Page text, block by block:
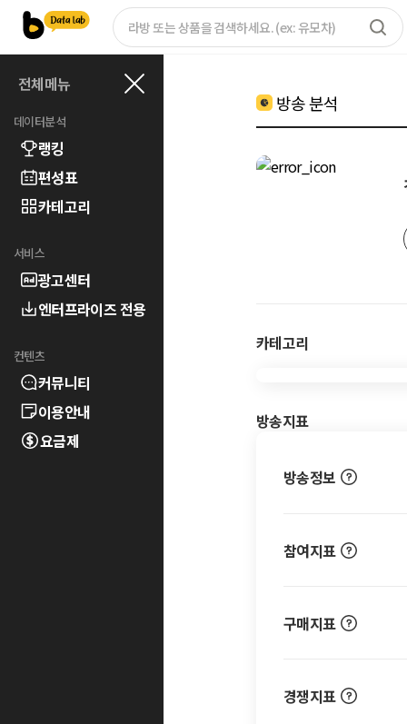
전체메뉴
데이터분석
랭킹
편성표
카테고리
서비스
광고센터
엔터프라이즈 전용
컨텐츠
커뮤니티
이용안내
요금제
방송 분석
카테고리
방송지표
방송정보
참여지표
구매지표
경쟁지표